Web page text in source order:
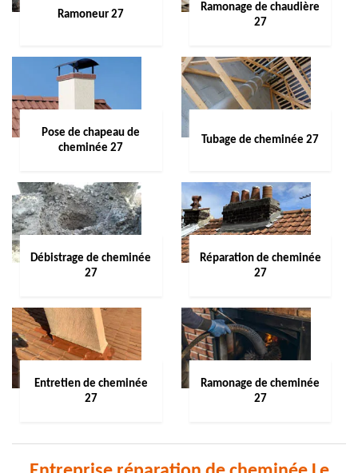
Ramoneur 27
Ramonage de chaudière
27
Pose de chapeau de
cheminée 27
Tubage de cheminée 27
Débistrage de cheminée
27
Réparation de cheminée
27
Entretien de cheminée
27
Ramonage de cheminée
27